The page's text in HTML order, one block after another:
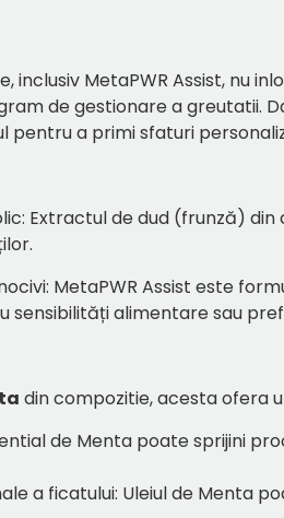
inclusiv MetaPWR Assist, nu
de gestionare a greutatii.
pentru a primi sfaturi
Extractul de dud (frunză)
MetaPWR Assist este
alimentare sau
din compozitie, acesta ofera
de Menta poate sprijini
a ficatului: Uleiul de Menta